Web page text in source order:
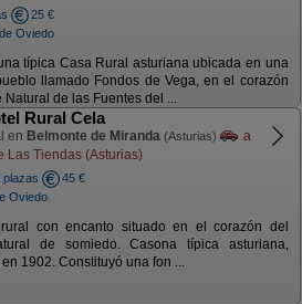
25 €
Oviedo
típica Casa Rural asturiana ubicada en una
llamado Fondos de Vega, en el corazón
Natural de las Fuentes del ...
Rural Cela
en Belmonte de Miranda (Asturias)
a
Las Tiendas (Asturias)
plazas
45 €
Oviedo
con encanto situado en el corazón del
de somiedo. Casona típica asturiana,
1902. Constituyó una fon ...